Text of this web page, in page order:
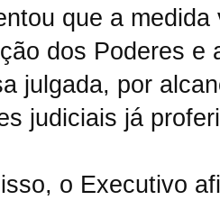
que a
dos Poderes e
julgada, por
judiciais já
o Executivo